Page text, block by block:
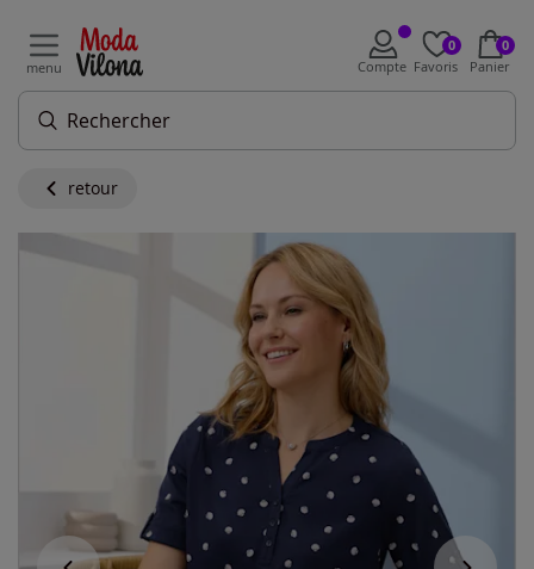
menu Compte
0
Favoris
0
Panier
retour